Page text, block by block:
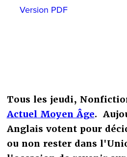
Version PDF
Tous les jeudi,
Actuel Moyen Âge.
Anglais votent pour
ou non rester dans